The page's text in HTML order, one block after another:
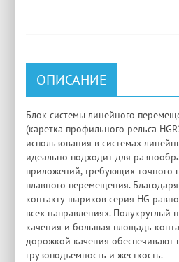
ОПИСАНИЕ
Блок системы линейного
(каретка профильного рельса
использования в системах
идеально подходит для
приложений, требующих точного
плавного перемещения.
контакту шариков серия HG
всех направлениях. Полукруглый
качения и большая площадь
дорожкой качения обеспечивают
грузоподъемность и жесткость.